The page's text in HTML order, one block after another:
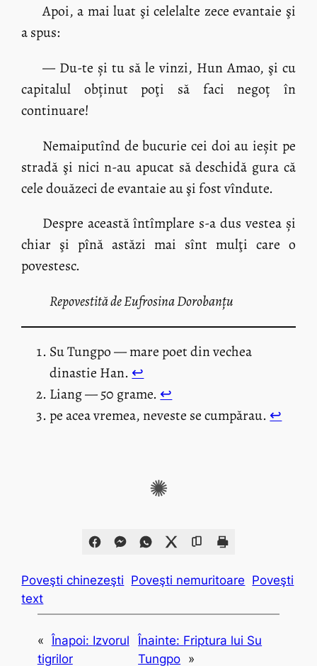
Apoi, a mai luat şi celelalte zece evantaie şi
a spus:
— Du-te și tu să le vinzi, Hun Amao, şi cu
capitalul obținut poţi să faci negoț în
continuare!
Nemaiputînd de bucurie cei doi au ieșit pe
stradă şi nici n-au apucat să deschidă gura că
cele douăzeci de evantaie au şi fost vîndute.
Despre această întîmplare s-a dus vestea și
chiar şi pînă astăzi mai sînt mulţi care o
povestesc.
Repovestită de Eufrosina Dorobanțu
Su Tungpo — mare poet din vechea
dinastie Han. ↩︎
Liang — 50 grame. ↩︎
pe acea vremea, neveste se cumpărau. ↩︎
✺
Poveşti chinezeşti Poveşti nemuritoare Poveşti
text
« Înapoi: Izvorul
tigrilor
Înainte: Friptura lui Su
Tungpo »